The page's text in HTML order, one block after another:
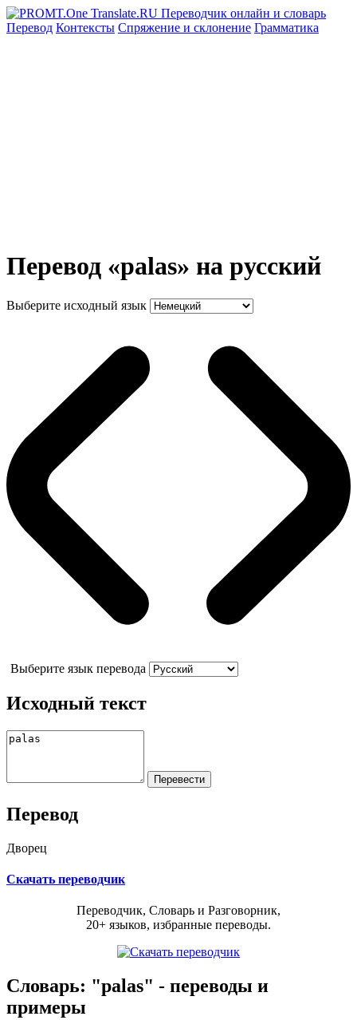
Перевод Контексты Спряжение и склонение Грамматика
Перевод «palas» на русский
Выберите исходный язык
Выберите язык перевода
Исходный текст
Перевод
Дворец
Скачать переводчик
Переводчик, Словарь и Разговорник,
20+ языков, избранные переводы.
Словарь: "palas" - переводы и
примеры